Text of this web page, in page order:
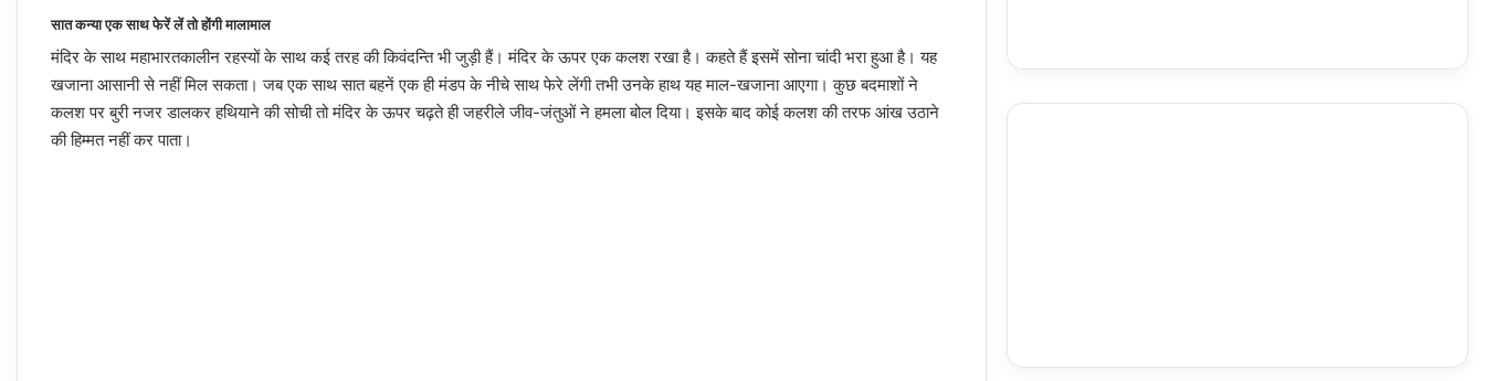
सात कन्या एक साथ फेरें लें तो होंगी मालामाल
मंदिर के साथ महाभारतकालीन रहस्यों के साथ कई तरह की किवंदन्ति भी जुड़ी हैं। मंदिर के ऊपर एक कलश रखा है। कहते हैं इसमें सोना चांदी भरा हुआ है। यह
खजाना आसानी से नहीं मिल सकता। जब एक साथ सात बहनें एक ही मंडप के नीचे साथ फेरे लेंगी तभी उनके हाथ यह माल-खजाना आएगा। कुछ बदमाशों ने
कलश पर बुरी नजर डालकर हथियाने की सोची तो मंदिर के ऊपर चढ़ते ही जहरीले जीव-जंतुओं ने हमला बोल दिया। इसके बाद कोई कलश की तरफ आंख उठाने
की हिम्मत नहीं कर पाता।